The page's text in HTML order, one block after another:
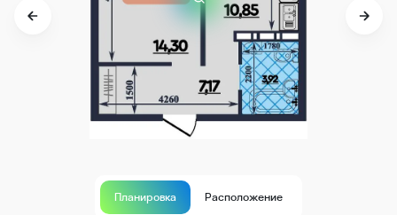
Планировка Расположение